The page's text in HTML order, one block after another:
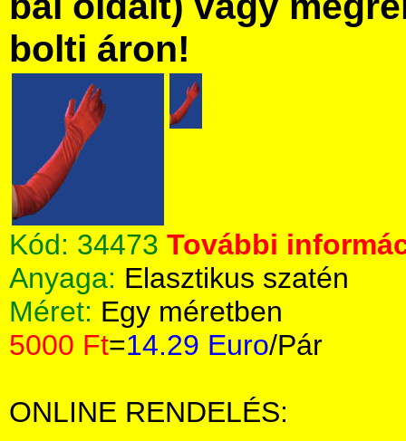
bolti áron!
Kód: 34473 További
Anyaga: Elasztikus szatén
Méret: Egy méretben
5000 Ft=14.29 Euro/Pár
ONLINE RENDELÉS: